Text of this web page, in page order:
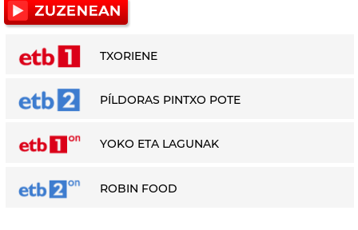
TXORIENE
PÍLDORAS PINTXO POTE
YOKO ETA LAGUNAK
ROBIN FOOD